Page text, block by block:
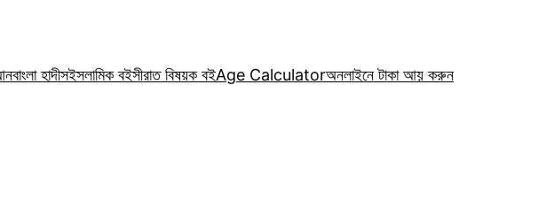
বাংলা হাদীসইসলামিক বইসীরাত বিষয়ক বইAge Calculatorঅনলাইনে টাকা আয় করুন